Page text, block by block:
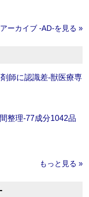
ーカイブ ‐AD‐を見る »
師に認識差‐獣医療専
整理‐77成分1042品
もっと見る »